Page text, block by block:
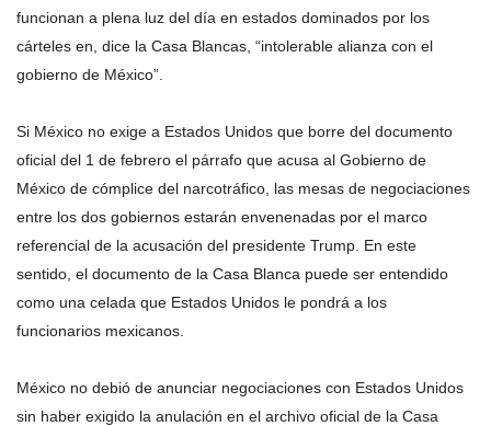
funcionan a plena luz del día en estados dominados por los
cárteles en, dice la Casa Blancas, “intolerable alianza con el
gobierno de México”.
Si México no exige a Estados Unidos que borre del documento
oficial del 1 de febrero el párrafo que acusa al Gobierno de
México de cómplice del narcotráfico, las mesas de negociaciones
entre los dos gobiernos estarán envenenadas por el marco
referencial de la acusación del presidente Trump. En este
sentido, el documento de la Casa Blanca puede ser entendido
como una celada que Estados Unidos le pondrá a los
funcionarios mexicanos.
México no debió de anunciar negociaciones con Estados Unidos
sin haber exigido la anulación en el archivo oficial de la Casa